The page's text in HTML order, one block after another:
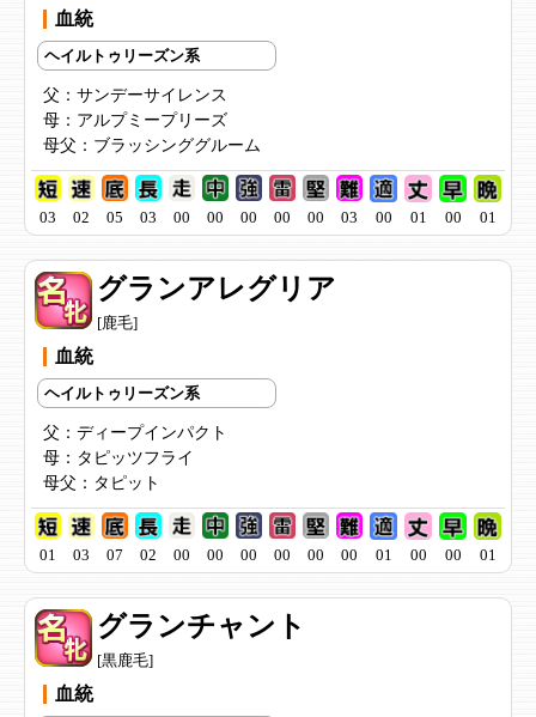
血統
ヘイルトゥリーズン系
父： サンデーサイレンス
母： アルプミープリーズ
母父： ブラッシンググルーム
03 02 05 03 00 00 00 00 00 03 00 01 00 01
グランアレグリア
[鹿毛]
血統
ヘイルトゥリーズン系
父： ディープインパクト
母： タピッツフライ
母父： タピット
01 03 07 02 00 00 00 00 00 00 01 00 00 01
グランチャント
[黒鹿毛]
血統